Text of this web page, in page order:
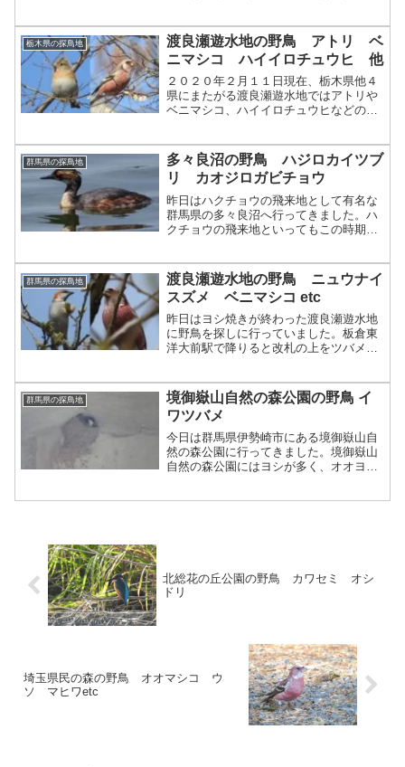
栃木県の探鳥地
渡良瀬遊水地の野鳥 アトリ ベ
ニマシコ ハイイロチュウヒ 他
２０２０年２月１１日現在、栃木県他４
県にまたがる渡良瀬遊水地ではアトリや
ベニマシコ、ハイイロチュウヒなどの野
群馬県の探鳥地
多々良沼の野鳥 ハジロカイツブ
リ カオジロガビチョウ
昨日はハクチョウの飛来地として有名な
群馬県の多々良沼へ行ってきました。ハ
クチョウの飛来地といってもこの時期に
本当に目立ちます。同じようにコブハク
チョウのいる手賀沼よりは...
群馬県の探鳥地
渡良瀬遊水地の野鳥 ニュウナイ
スズメ ベニマシコ etc
昨日はヨシ焼きが終わった渡良瀬遊水地
に野鳥を探しに行っていました。板倉東
洋大前駅で降りると改札の上をツバメが
ていたのでしょうか。駅の前を流れる川
ではクサシギが１羽でおし...
群馬県の探鳥地
境御嶽山自然の森公園の野鳥 イ
ワツバメ
今日は群馬県伊勢崎市にある境御嶽山自
然の森公園に行ってきました。境御嶽山
自然の森公園にはヨシが多く、オオヨシ
北総花の丘公園の野鳥 カワセミ オシ
ドリ
埼玉県民の森の野鳥 オオマシコ ウ
ソ マヒワetc